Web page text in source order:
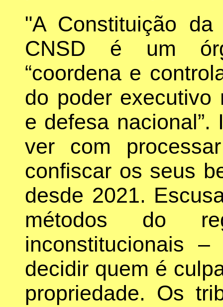
"A Constituição
CNSD é um
“coordena e
do poder executivo
e defesa
ver com
confiscar os seus
desde 2021.
métodos do
inconstitucionais
decidir quem é
propriedade. Os